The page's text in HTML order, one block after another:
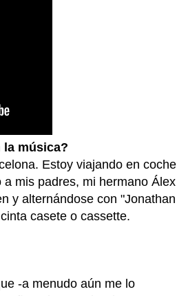
la música?
Estoy viajando en coche
mis padres, mi hermano Álex
y alternándose con "Jonathan
casete o cassette.
-a menudo aún me lo